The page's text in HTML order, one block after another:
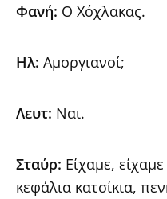
Φανή: Ο Χόχλακας.
Ηλ: Αμοργιανοί;
Λευτ: Ναι.
Σταύρ: Είχαμε,
κεφάλια κατσίκια,